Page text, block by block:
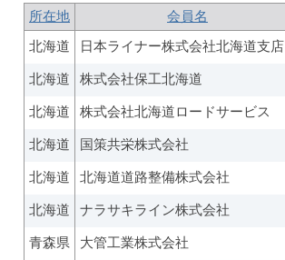
所在地
会員名
北海道 日本ライナー株式会社北海道支店
北海道 株式会社保工北海道
北海道 株式会社北海道ロードサービス
北海道 国策共栄株式会社
北海道 北海道道路整備株式会社
北海道 ナラサキライン株式会社
青森県 大管工業株式会社